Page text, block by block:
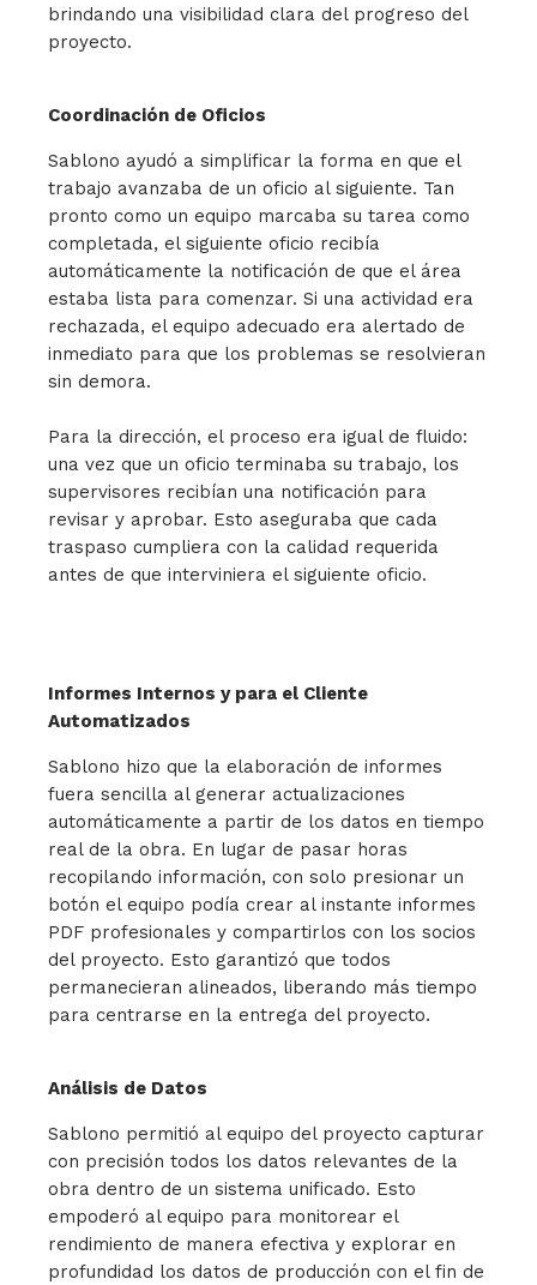
brindando una visibilidad clara del progreso del
proyecto.
Coordinación de Oficios
Sablono ayudó a simplificar la forma en que el
trabajo avanzaba de un oficio al siguiente. Tan
pronto como un equipo marcaba su tarea como
completada, el siguiente oficio recibía
automáticamente la notificación de que el área
estaba lista para comenzar. Si una actividad era
rechazada, el equipo adecuado era alertado de
inmediato para que los problemas se resolvieran
sin demora.
Para la dirección, el proceso era igual de fluido:
una vez que un oficio terminaba su trabajo, los
supervisores recibían una notificación para
revisar y aprobar. Esto aseguraba que cada
traspaso cumpliera con la calidad requerida
antes de que interviniera el siguiente oficio.
Informes Internos y para el Cliente
Automatizados
Sablono hizo que la elaboración de informes
fuera sencilla al generar actualizaciones
automáticamente a partir de los datos en tiempo
real de la obra. En lugar de pasar horas
recopilando información, con solo presionar un
botón el equipo podía crear al instante informes
PDF profesionales y compartirlos con los socios
del proyecto. Esto garantizó que todos
permanecieran alineados, liberando más tiempo
para centrarse en la entrega del proyecto.
Análisis de Datos
Sablono permitió al equipo del proyecto capturar
con precisión todos los datos relevantes de la
obra dentro de un sistema unificado. Esto
empoderó al equipo para monitorear el
rendimiento de manera efectiva y explorar en
profundidad los datos de producción con el fin de